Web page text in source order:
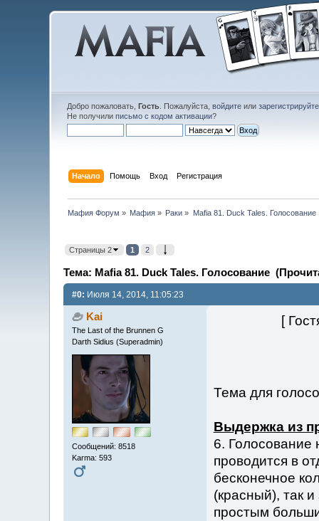
Добро пожаловать, Гость. Пожалуйста, войдитеили
Не получили письмо с кодом активации?
Начало Помощь Вход Регистрация
Мафия Форум » Мафия » Раки » Mafia 81. Duck Tales. Голосование
Страницы 2 1 2
Тема: Mafia 81. Duck Tales. Голосование
#0: Июля 14, 2014, 11:05:23
Kai
The Last of the Brunnen G
Darth Sidius (Superadmin)
Сообщений: 8518
Karma: 593
[
Тема для
Выдержка из
6. Голосование
проводится в
бесконечное
(красный), так
простым